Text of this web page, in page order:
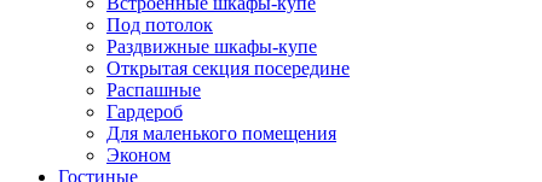
Под потолок
Раздвижные шкафы-купе
Открытая секция посередине
Распашные
Гардероб
Для маленького помещения
Эконом
Гостиные